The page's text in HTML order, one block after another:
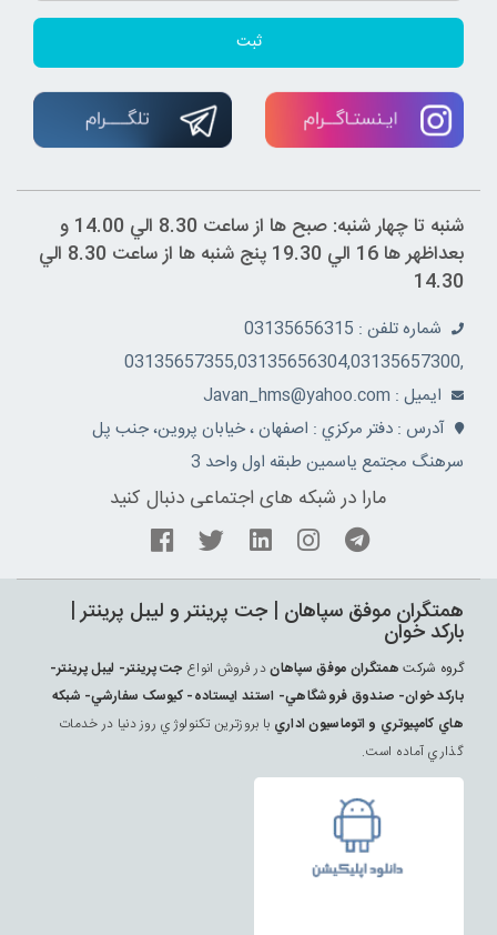
ثبت
شنبه تا چهار شنبه: صبح ها از ساعت 8.30 الي 14.00 و
بعداظهر ها 16 الي 19.30 پنج شنبه ها از ساعت 8.30 الي
14.30
شماره تلفن : 03135656315
,03135657355,03135656304,03135657300
ايميل : Javan_hms@yahoo.com
آدرس : دفتر مرکزي : اصفهان ، خيابان پروين، جنب پل
سرهنگ مجتمع ياسمين طبقه اول واحد 3
مارا در شبکه های اجتماعی دنبال کنید
همتگران موفق سپاهان | جت پرينتر و ليبل پرينتر |
بارکد خوان
گروه شرکت همتگران موفق سپاهاندر فروش انواع جت پرينتر- ليبل پرينتر-
بارکد خوان- صندوق فروشگاهي- استند ايستاده- کيوسک سفارشي- شبکه
هاي کامپيوتري و اتوماسيون اداري با بروزترين تکنولوژي روز دنيا در خدمات
گذاري آماده است.